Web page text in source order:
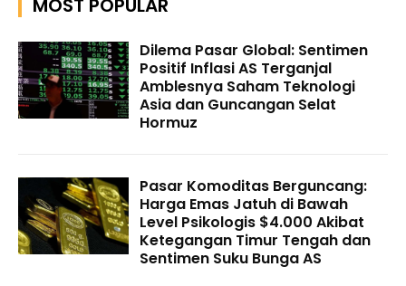
MOST POPULAR
Dilema Pasar Global: Sentimen
Positif Inflasi AS Terganjal
Amblesnya Saham Teknologi
Asia dan Guncangan Selat
Hormuz
Pasar Komoditas Berguncang:
Harga Emas Jatuh di Bawah
Level Psikologis $4.000 Akibat
Ketegangan Timur Tengah dan
Sentimen Suku Bunga AS